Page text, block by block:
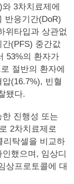
3차치료제에
반응기간(DoR)
위타입과 상관없
(PFS) 중간값
53%의 환자가
절반의 환자에
(16.7%), 빈혈
됐다.
진행성 또는
2차치료제로
리탁셀을 비교하
했으며, 임상디
상프로토콜에 대